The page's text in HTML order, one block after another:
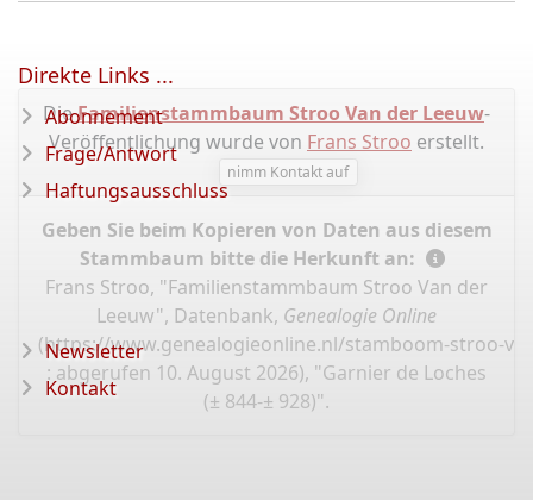
DieFamilienstammbaum Stroo Van der Leeuw-
Veröffentlichung wurde von Frans Stroo erstellt.
nimm Kontakt auf
Geben Sie beim Kopieren von Daten aus diesem
Stammbaum bitte die Herkunft an:
Frans Stroo, "Familienstammbaum Stroo Van der
Leeuw", Datenbank, Genealogie Online
(https://www.genealogieonline.nl/stamboom-stroo-
: abgerufen 10. August 2026), "Garnier de Loches
(± 844-± 928)".
Direkte Links ...
Abonnement
Frage/Antwort
Haftungsausschluss
Newsletter
Kontakt